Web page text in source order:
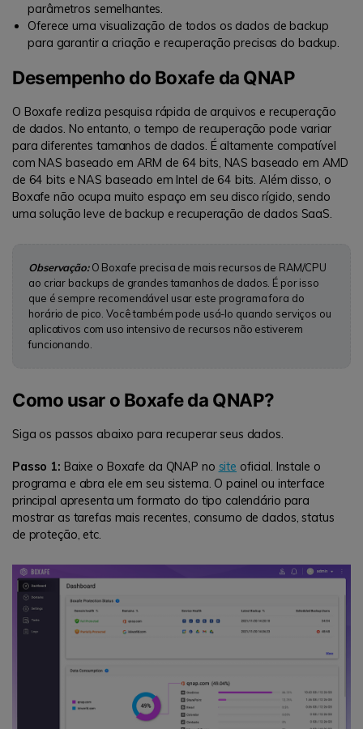
parâmetros semelhantes.
Oferece uma visualização de todos os dados de backup
para garantir a criação e recuperação precisas do backup.
Desempenho do Boxafe da QNAP
O Boxafe realiza pesquisa rápida de arquivos e recuperação
de dados. No entanto, o tempo de recuperação pode variar
para diferentes tamanhos de dados. É altamente compatível
com NAS baseado em ARM de 64 bits, NAS baseado em AMD
de 64 bits e NAS baseado em Intel de 64 bits. Além disso, o
Boxafe não ocupa muito espaço em seu disco rígido, sendo
uma solução leve de backup e recuperação de dados SaaS.
Observação:O Boxafe precisa de mais recursos de RAM/CPU
ao criar backups de grandes tamanhos de dados. É por isso
que é sempre recomendável usar este programa fora do
horário de pico. Você também pode usá-lo quando serviços ou
aplicativos com uso intensivo de recursos não estiverem
funcionando.
Como usar o Boxafe da QNAP?
Siga os passos abaixo para recuperar seus dados.
Passo 1: Baixe o Boxafe da QNAP no site oficial. Instale o
programa e abra ele em seu sistema. O painel ou interface
principal apresenta um formato do tipo calendário para
mostrar as tarefas mais recentes, consumo de dados, status
de proteção, etc.